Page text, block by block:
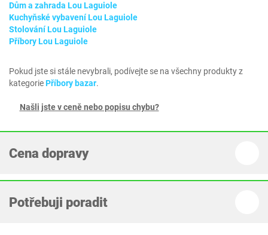
Dům a zahrada Lou Laguiole
Kuchyňské vybavení Lou Laguiole
Stolování Lou Laguiole
Příbory Lou Laguiole
Pokud jste si stále nevybrali, podívejte se na všechny produkty z
kategoriePříbory bazar.
Našli jste v ceně nebo popisu chybu?
Cena dopravy
Potřebuji poradit